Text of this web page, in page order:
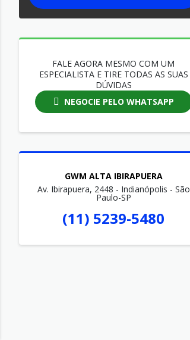
FALE AGORA MESMO COM UM
ESPECIALISTA E TIRE TODAS AS SUAS
DÚVIDAS
NEGOCIE PELO WHATSAPP
GWM ALTA IBIRAPUERA
Av. Ibirapuera, 2448 - Indianópolis - São
Paulo-SP
(11) 5239-5480